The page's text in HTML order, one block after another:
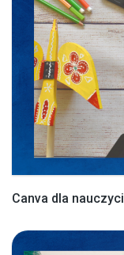
Canva dla